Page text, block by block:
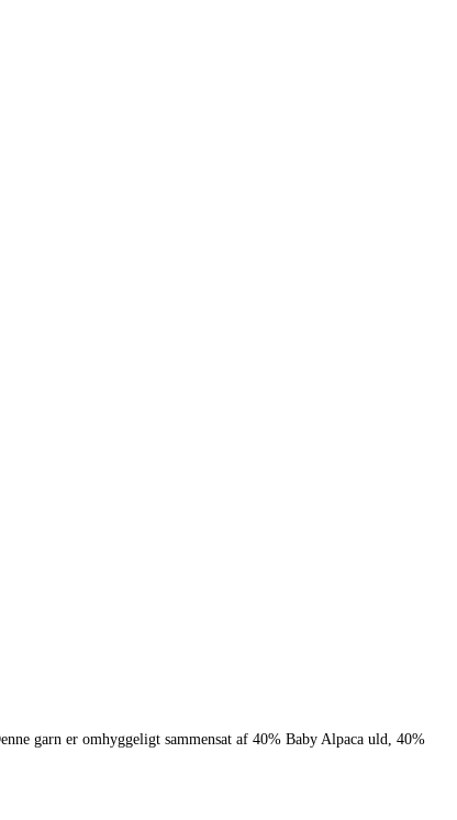
garn er omhyggeligt sammensat af 40% Baby Alpaca uld, 40%